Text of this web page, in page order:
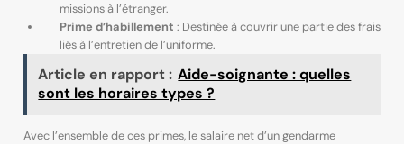
missions à l’étranger.
Prime d’habillement : Destinée à couvrir une partie des frais
liés à l’entretien de l’uniforme.
Article en rapport : Aide-soignante : quelles
sont les horaires types ?
Avec l’ensemble de ces primes, le salaire net d’un gendarme